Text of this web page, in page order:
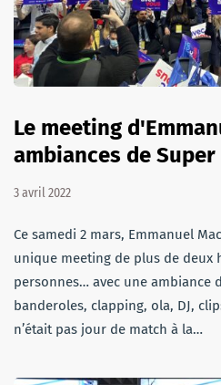
Le meeting
ambiances de Super
3 avril 2022
Ce samedi 2 mars, Emmanuel
unique meeting de plus de deux
personnes… avec une ambiance
banderoles, clapping, ola, DJ,
n’était pas jour de match à la…